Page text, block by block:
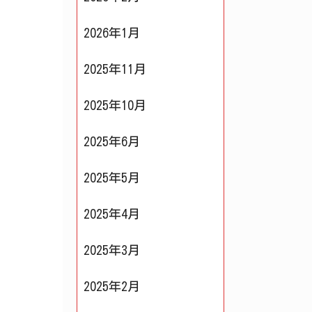
2026年1月
2025年11月
2025年10月
2025年6月
2025年5月
2025年4月
2025年3月
2025年2月